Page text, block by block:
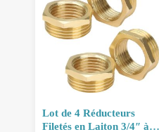
Lot de 4 Réducteurs
Filetés en Laiton 3/4″ à